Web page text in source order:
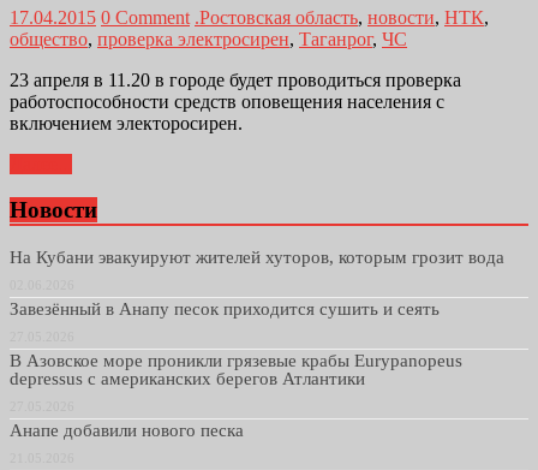
17.04.2015 0 Comment .Ростовская область, новости, НТК,
общество, проверка электросирен, Таганрог, ЧС
23 апреля в 11.20 в городе будет проводиться проверка
работоспособности средств оповещения населения с
включением электоросирен.
Новости
На Кубани эвакуируют жителей хуторов, которым грозит вода
Завезённый в Анапу песок приходится сушить и сеять
В Азовское море проникли грязевые крабы Eurypanopeus
depressus с американских берегов Атлантики
Анапе добавили нового песка